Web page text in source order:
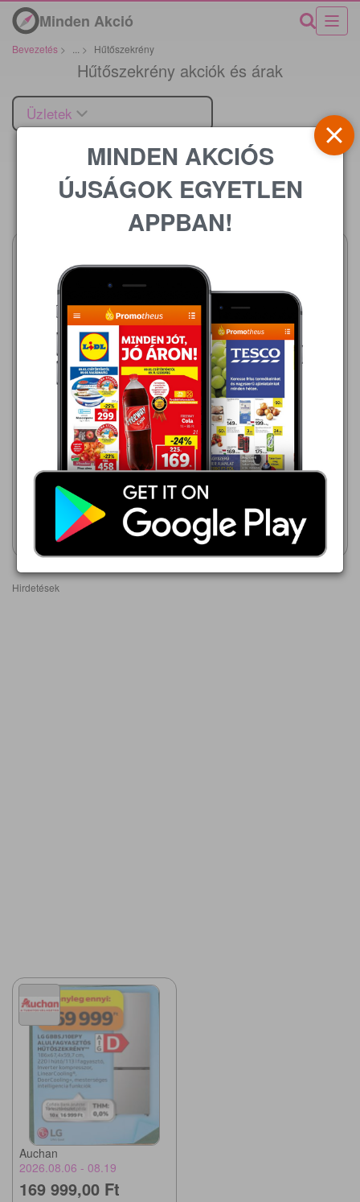
Minden Akció
Bevezetés > > Hűtőszekrény
Hűtőszekrény akciók és árak
Üzletek
Ár
2026.08.06 - 08.19
109 999,00 Ft
GORENJE RK14EPS4
ALULFAGYASZTÓS
HŰTŐSZEKRÉNY
Akciós újság
megtekintése
Metro
2026.08.01 - 08.31
154 990,00 Ft
SAMSUNG
RB33B610ESA/EF
Akciós újság
megtekintése
Hirdetések
Auchan
2026.08.06 - 08.19
169 999,00 Ft
MINDEN AKCIÓS
ÚJSÁGOK EGYETLEN
APPBAN!